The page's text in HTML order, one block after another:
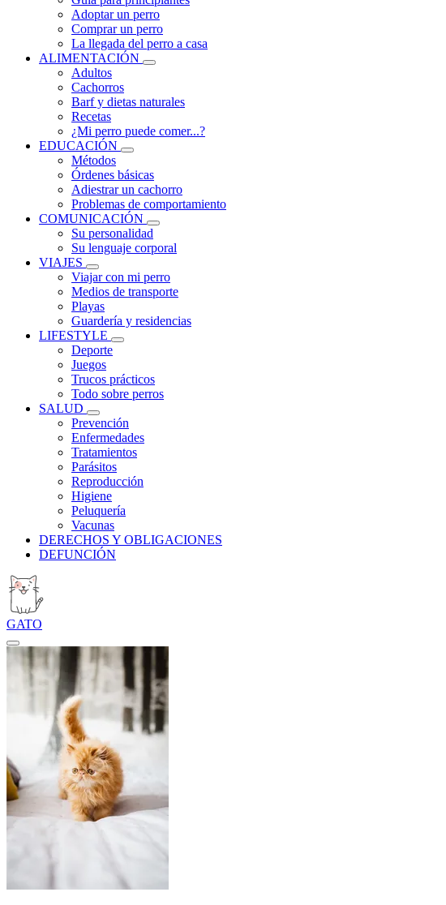
Adoptar un perro
Comprar un perro
La llegada del perro a casa
ALIMENTACIÓN
Adultos
Cachorros
Barf y dietas naturales
Recetas
¿Mi perro puede comer...?
EDUCACIÓN
Métodos
Órdenes básicas
Adiestrar un cachorro
Problemas de comportamiento
COMUNICACIÓN
Su personalidad
Su lenguaje corporal
VIAJES
Viajar con mi perro
Medios de transporte
Playas
Guardería y residencias
LIFESTYLE
Deporte
Juegos
Trucos prácticos
Todo sobre perros
SALUD
Prevención
Enfermedades
Tratamientos
Parásitos
Reproducción
Higiene
Peluquería
Vacunas
DERECHOS Y OBLIGACIONES
DEFUNCIÓN
GATO